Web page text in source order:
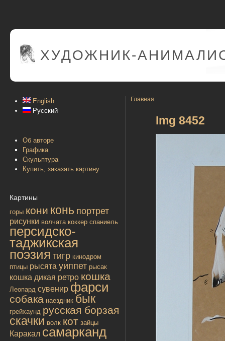
ХУДОЖНИК-
English
Русский
Об авторе
Графика
Скульптура
Купить, заказать картину
Картины
горы кони конь портрет
рисунки волчата коккер спаниель
персидско-
таджикская
поэзия тигр кинодром
птицы рысята уиппет рысак
кошка дикая ретро кошка
Леопард сувенир фарси
собака наездник бык
грейхаунд русская борзая
скачки волк кот зайцы
Каракал самарканд
Главная
Img 8452